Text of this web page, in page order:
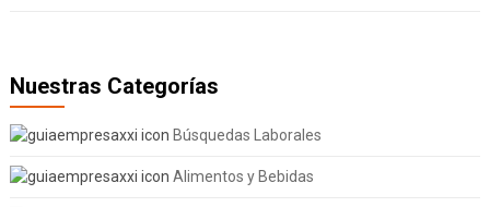
Nuestras Categorías
Búsquedas Laborales
Alimentos y Bebidas